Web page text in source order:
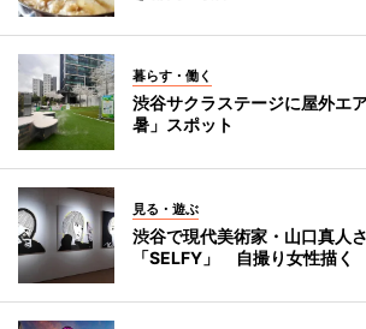
暮らす・働く
渋谷サクラステージに屋外エ
暑」スポット
見る・遊ぶ
渋谷で現代美術家・山口真人
「SELFY」 自撮り女性描く